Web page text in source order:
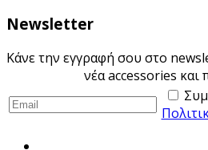
Newsletter
Κάνε την εγγραφή σου στο
νέα accessories και